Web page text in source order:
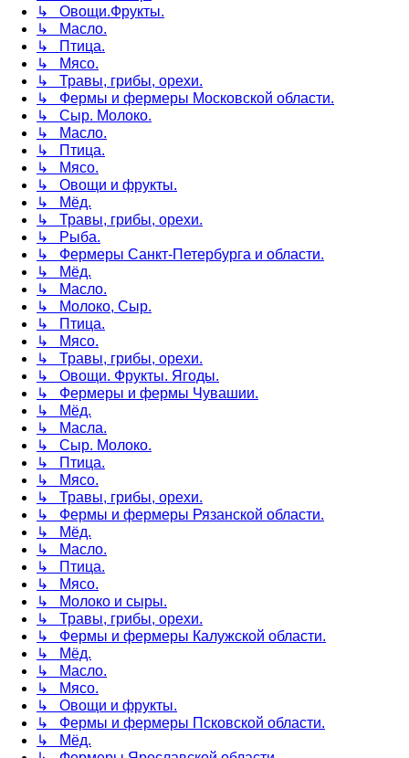
↳ Овощи.Фрукты.
↳ Масло.
↳ Птица.
↳ Мясо.
↳ Травы, грибы, орехи.
↳ Фермы и фермеры Московской области.
↳ Сыр. Молоко.
↳ Масло.
↳ Птица.
↳ Мясо.
↳ Овощи и фрукты.
↳ Мёд.
↳ Травы, грибы, орехи.
↳ Рыба.
↳ Фермеры Санкт-Петербурга и области.
↳ Мёд.
↳ Масло.
↳ Молоко, Сыр.
↳ Птица.
↳ Мясо.
↳ Травы, грибы, орехи.
↳ Овощи. Фрукты. Ягоды.
↳ Фермеры и фермы Чувашии.
↳ Мёд.
↳ Масла.
↳ Сыр. Молоко.
↳ Птица.
↳ Мясо.
↳ Травы, грибы, орехи.
↳ Фермы и фермеры Рязанской области.
↳ Мёд.
↳ Масло.
↳ Птица.
↳ Мясо.
↳ Молоко и сыры.
↳ Травы, грибы, орехи.
↳ Фермы и фермеры Калужской области.
↳ Мёд.
↳ Масло.
↳ Мясо.
↳ Овощи и фрукты.
↳ Фермы и фермеры Псковской области.
↳ Мёд.